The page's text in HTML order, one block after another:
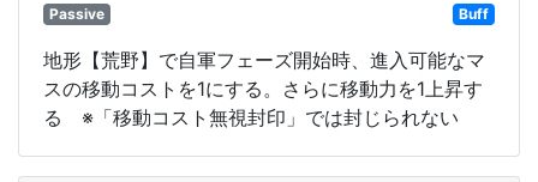
Passive Buff
地形【荒野】で自軍フェーズ開始時、進入可能なマ
スの移動コストを1にする。さらに移動力を1上昇す
る ※「移動コスト無視封印」では封じられない